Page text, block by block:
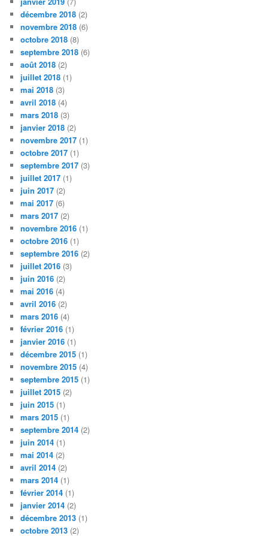
décembre 2018 (2)
novembre 2018 (6)
octobre 2018 (8)
septembre 2018 (6)
août 2018 (2)
juillet 2018 (1)
mai 2018 (3)
avril 2018 (4)
mars 2018 (3)
janvier 2018 (2)
novembre 2017 (1)
octobre 2017 (1)
septembre 2017 (3)
juillet 2017 (1)
juin 2017 (2)
mai 2017 (6)
mars 2017 (2)
novembre 2016 (1)
octobre 2016 (1)
septembre 2016 (2)
juillet 2016 (3)
juin 2016 (2)
mai 2016 (4)
avril 2016 (2)
mars 2016 (4)
février 2016 (1)
janvier 2016 (1)
décembre 2015 (1)
novembre 2015 (4)
septembre 2015 (1)
juillet 2015 (2)
juin 2015 (1)
mars 2015 (1)
septembre 2014 (2)
juin 2014 (1)
mai 2014 (2)
avril 2014 (2)
mars 2014 (1)
février 2014 (1)
janvier 2014 (2)
décembre 2013 (1)
octobre 2013 (2)